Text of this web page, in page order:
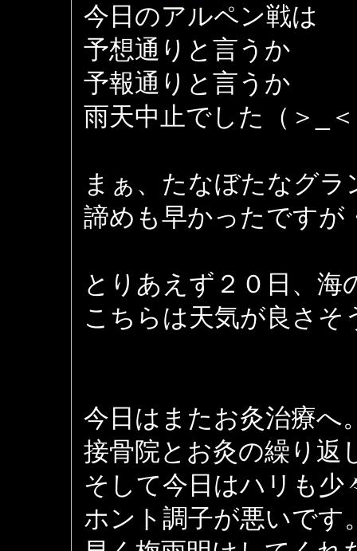
今日のアルペン戦は
予想通りと言うか
予報通りと言うか
雨天中止でした（＞_
まぁ、たなぼたなグ
諦めも早かったですが
とりあえず２０日、海
こちらは天気が良さそ
今日はまたお灸治療へ
接骨院とお灸の繰り返
そして今日はハリも少
ホント調子が悪いです